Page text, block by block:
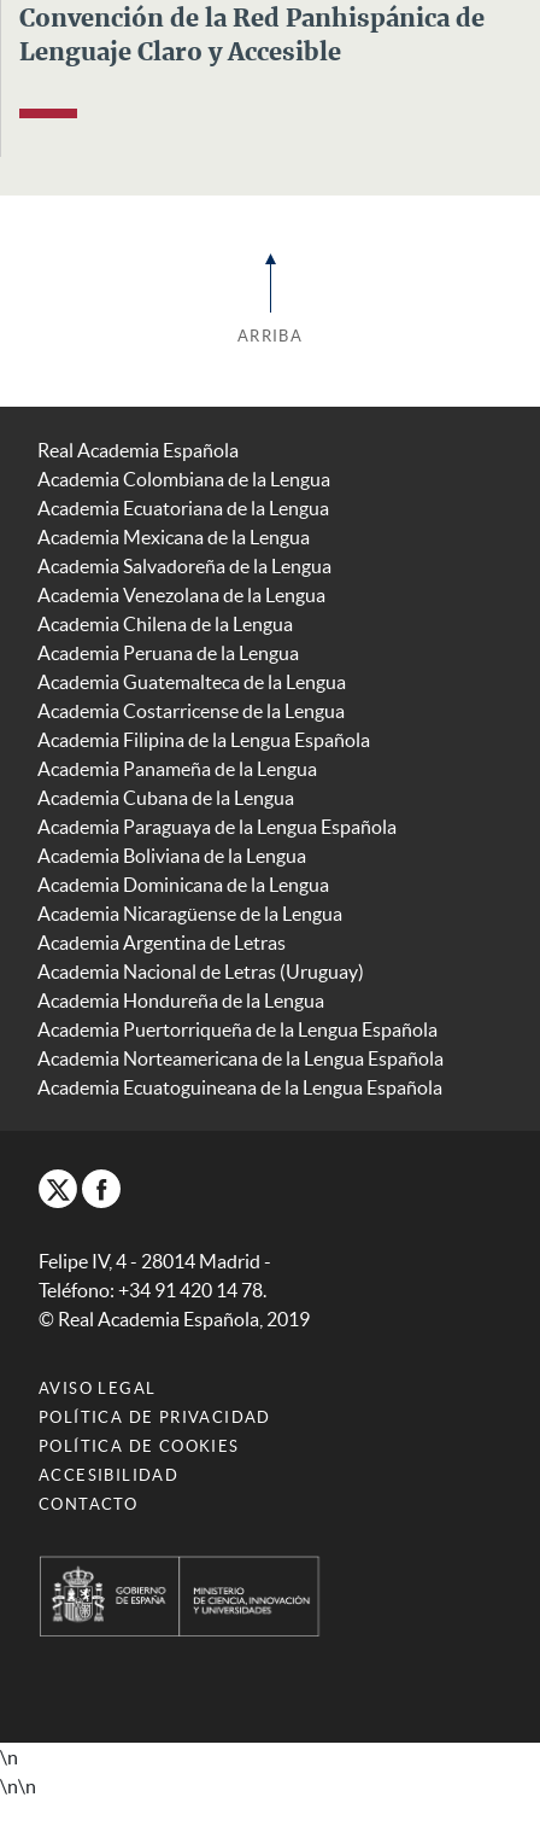
Convención de la Red Panhispánica de
Lenguaje Claro y Accesible
ARRIBA
Real Academia Española
Academia Colombiana de la Lengua
Academia Ecuatoriana de la Lengua
Academia Mexicana de la Lengua
Academia Salvadoreña de la Lengua
Academia Venezolana de la Lengua
Academia Chilena de la Lengua
Academia Peruana de la Lengua
Academia Guatemalteca de la Lengua
Academia Costarricense de la Lengua
Academia Filipina de la Lengua Española
Academia Panameña de la Lengua
Academia Cubana de la Lengua
Academia Paraguaya de la Lengua Española
Academia Boliviana de la Lengua
Academia Dominicana de la Lengua
Academia Nicaragüense de la Lengua
Academia Argentina de Letras
Academia Nacional de Letras (Uruguay)
Academia Hondureña de la Lengua
Academia Puertorriqueña de la Lengua Española
Academia Norteamericana de la Lengua Española
Academia Ecuatoguineana de la Lengua Española
Felipe IV, 4 - 28014 Madrid -
Teléfono: +34 91 420 14 78.
© Real Academia Española, 2019
AVISO LEGAL
POLÍTICA DE PRIVACIDAD
POLÍTICA DE COOKIES
ACCESIBILIDAD
CONTACTO
\n
\n\n